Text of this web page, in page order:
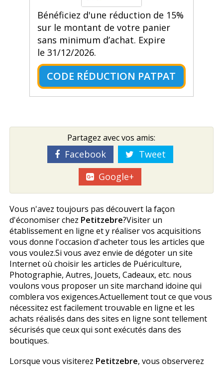
Bénéficiez d'une réduction de 15%
sur le montant de votre panier
sans minimum d’achat. Expire
le 31/12/2026.
CODE RÉDUCTION PATPAT
Partagez avec vos amis:
Facebook
Tweet
Google+
Vous n'avez toujours pas découvert la façon
d'économiser chez Petitzebre?Visiter un
établissement en ligne et y réaliser vos acquisitions
vous donne l'occasion d'acheter tous les articles que
vous voulez.Si vous avez envie de dégoter un site
Internet où choisir les articles de Puériculture,
Photographie, Autres, Jouets, Cadeaux, etc. nous
voulons vous proposer un site marchand idoine qui
comblera vos exigences.Actuellement tout ce que vous
nécessitez est facilement trouvable en ligne et les
achats réalisés dans des sites en ligne sont tellement
sécurisés que ceux qui sont exécutés dans des
boutiques.
Lorsque vous visiterez Petitzebre, vous observerez